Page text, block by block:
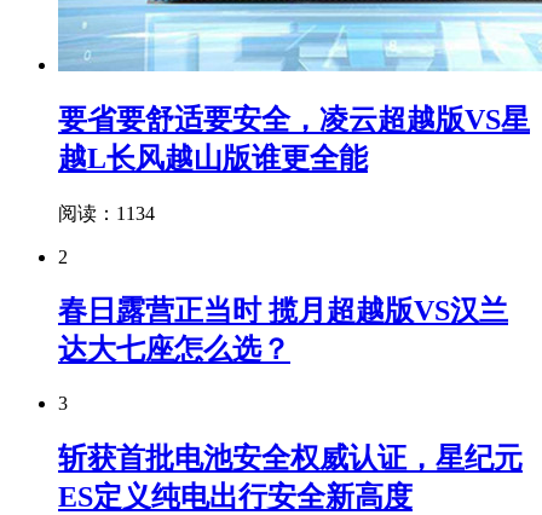
要省要舒适要安全，凌云超越版VS星
越L长风越山版谁更全能
阅读：1134
2
春日露营正当时 揽月超越版VS汉兰
达大七座怎么选？
3
斩获首批电池安全权威认证，星纪元
ES定义纯电出行安全新高度